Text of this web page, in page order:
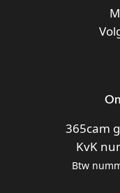
365cam
KvK
Btw